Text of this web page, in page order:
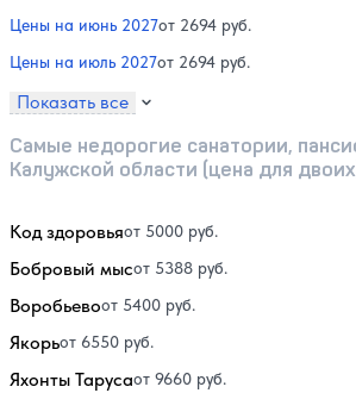
Цены на июнь 2027от 2694 руб.
Цены на июль 2027от 2694 руб.
Показать все
Самые недорогие санатории,
Калужской области (цена для
Код здоровьяот 5000 руб.
Бобровый мысот 5388 руб.
Воробьевоот 5400 руб.
Якорьот 6550 руб.
Яхонты Тарусаот 9660 руб.